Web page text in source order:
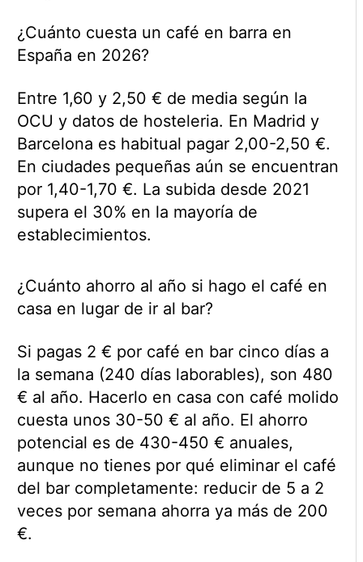
¿Cuánto cuesta un café en barra en
España en 2026?
Entre 1,60 y 2,50 € de media según la
OCU y datos de hosteleria. En Madrid y
Barcelona es habitual pagar 2,00-2,50 €.
En ciudades pequeñas aún se encuentran
por 1,40-1,70 €. La subida desde 2021
supera el 30% en la mayoría de
establecimientos.
¿Cuánto ahorro al año si hago el café en
casa en lugar de ir al bar?
Si pagas 2 € por café en bar cinco días a
la semana (240 días laborables), son 480
€ al año. Hacerlo en casa con café molido
cuesta unos 30-50 € al año. El ahorro
potencial es de 430-450 € anuales,
aunque no tienes por qué eliminar el café
del bar completamente: reducir de 5 a 2
veces por semana ahorra ya más de 200
€.